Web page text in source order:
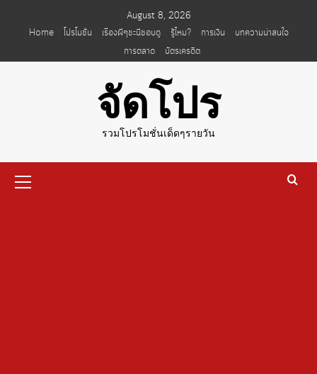
August 8, 2026
Home
โปรโมชั่น เรื่องผีๆชะนีชอบดู รู้ไหม? การเงิน
บทความน่าสนใจ
การตลาด
บัตรเครดิต
จัดโปร
รวมโปรโมชั่นเด็ดๆรายวัน
Menu